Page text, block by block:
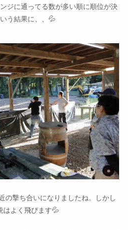
ジに通ってる数が多い順に順位が決
う結果に、、💦
の撃ち合いになりましたね。しかし
はよく飛びます💦